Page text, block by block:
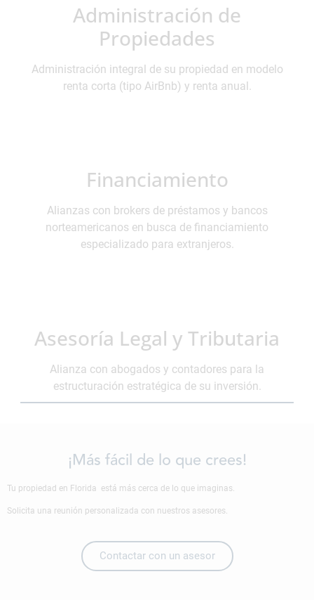
Administración de
Propiedades
Administración integral de su propiedad en modelo
renta corta (tipo AirBnb) y renta anual.
Financiamiento
Alianzas con brokers de préstamos y bancos
norteamericanos en busca de financiamiento
especializado para extranjeros.
Asesoría Legal y Tributaria
Alianza con abogados y contadores para la
estructuración estratégica de su inversión.
¡Más fácil de lo que crees!
Tu propiedad en Florida está más cerca de lo que imaginas.
Solicita una reunión personalizada con nuestros asesores.
Contactar con un asesor